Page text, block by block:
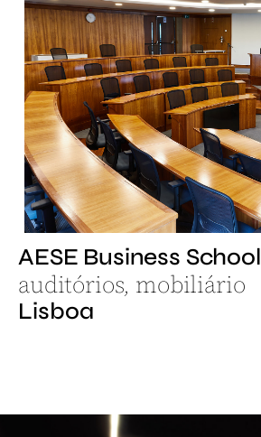
AESE Business School
auditórios, mobiliário
Lisboa